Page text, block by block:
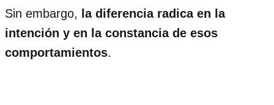
Sin embargo, la diferencia radica en la
intención y en la constancia de esos
comportamientos.